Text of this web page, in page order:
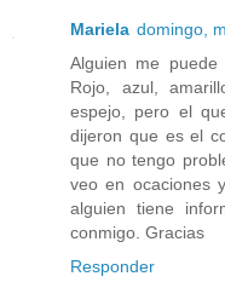
Mariela domingo,
Alguien me puede
Rojo, azul,
espejo, pero el
dijeron que es el
que no tengo
veo en ocaciones
alguien tiene
conmigo. Gracias
Responder